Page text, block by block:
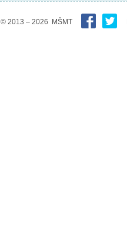
© 2013 – 2026 MŠMT